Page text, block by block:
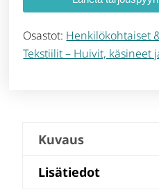
Osastot: Henkilökohtaiset
Tekstiilit – Huivit, käsineet
Kuvaus
Lisätiedot